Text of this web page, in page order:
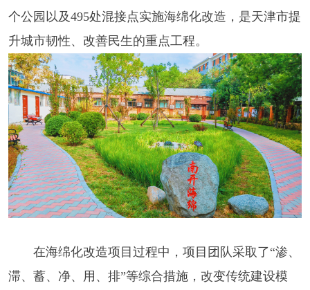
个公园以及495处混接点实施海绵化改造，是天津市提
升城市韧性、改善民生的重点工程。
在海绵化改造项目过程中，项目团队采取了“渗、
滞、蓄、净、用、排”等综合措施，改变传统建设模